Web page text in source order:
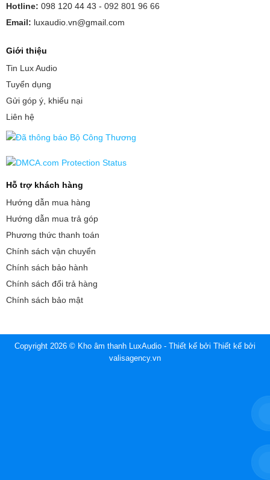
Hotline: 098 120 44 43 - 092 801 96 66
Email: luxaudio.vn@gmail.com
Giới thiệu
Tin Lux Audio
Tuyển dụng
Gửi góp ý, khiếu nại
Liên hệ
Hỗ trợ khách hàng
Hướng dẫn mua hàng
Hướng dẫn mua trả góp
Phương thức thanh toán
Chính sách vận chuyển
Chính sách bảo hành
Chính sách đổi trả hàng
Chính sách bảo mật
Copyright 2026 © Kho âm thanh LuxAudio - Thiết kế bởi Thiết kế bởi
valisagency.vn